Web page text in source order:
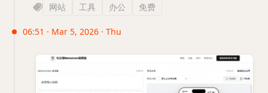
网站 工具 办公 免费
06:51 · Mar 5, 2026 · Thu